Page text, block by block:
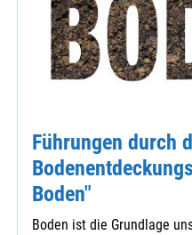
Führungen durch
Boden"
Boden ist die Grundlage